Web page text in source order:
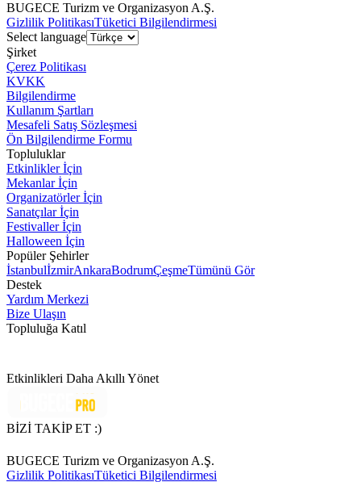
BUGECE Turizm ve Organizasyon A.Ş.
Gizlilik PolitikasıTüketici Bilgilendirmesi
Select language
Şirket
Çerez Politikası
KVKK
Bilgilendirme
Kullanım Şartları
Mesafeli Satış Sözleşmesi
Ön Bilgilendirme Formu
Topluluklar
Etkinlikler İçin
Mekanlar İçin
Organizatörler İçin
Sanatçılar İçin
Festivaller İçin
Halloween İçin
Popüler Şehirler
İstanbulİzmirAnkaraBodrumÇeşmeTümünü Gör
Destek
Yardım Merkezi
Bize Ulaşın
Topluluğa Katıl
Etkinlikleri Daha Akıllı Yönet
BİZİ TAKİP ET :)
BUGECE Turizm ve Organizasyon A.Ş.
Gizlilik PolitikasıTüketici Bilgilendirmesi